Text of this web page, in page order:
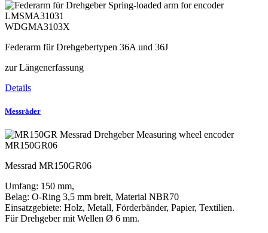
WDGMA3103X
Federarm für Drehgebertypen 36A und 36J
zur Längenerfassung
Details
Messräder
MR150GR06
Messrad MR150GR06
Umfang: 150 mm,
Belag: O-Ring 3,5 mm breit, Material NBR70
Einsatzgebiete: Holz, Metall, Förderbänder, Papier, Textilien.
Für Drehgeber mit Wellen Ø 6 mm.